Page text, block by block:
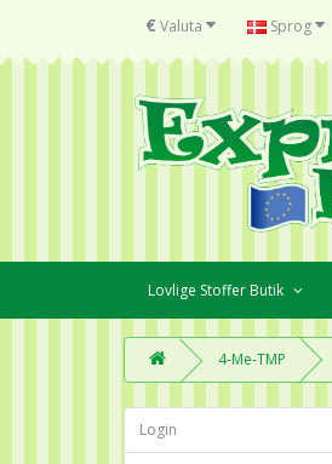
€ Valuta Sprog
Lovlige Stoffer Butik
4-Me-TMP
Login